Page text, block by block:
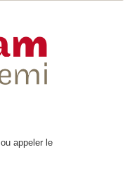
ou appeler le